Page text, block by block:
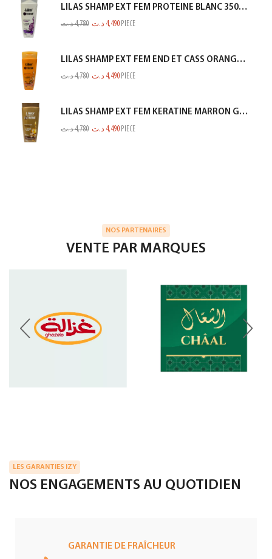
LILAS SHAMP EXT FEM PROTEINE BLANC 350ML
4,780د.ت 4,490 د.ت PIECE
LILAS SHAMP EXT FEM END ET CASS ORANGE 350ML
4,780د.ت 4,490 د.ت PIECE
LILAS SHAMP EXT FEM KERATINE MARRON GOLD 350ML
4,780د.ت 4,490 د.ت PIECE
NOS PARTENAIRES
VENTE PAR MARQUES
LES GARANTIES IZY
NOS ENGAGEMENTS AU QUOTIDIEN
GARANTIE DE FRAÎCHEUR